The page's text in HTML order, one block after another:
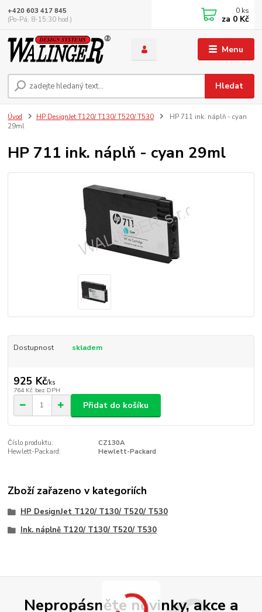
Menu
Hledat
+420 603 417 845
(Po-Pá, 8-15:30 hod.)
0 ks
za 0 Kč
Úvod HP DesignJet T120/ T130/ T520/ T530
HP 711 ink. náplň - cyan
29ml
HP 711 ink. náplň - cyan 29ml
Dostupnost skladem
925 Kč/ks
764 Kč bez DPH
Přidat do košíku
Číslo produktu:
CZ130A
Hewlett-Packard:
Hewlett-Packard
Zboží zařazeno v kategoriích
HP DesignJet T120/ T130/ T520/ T530
Ink. náplně T120/ T130/ T520/ T530
Nepropásněte novinky, akce a